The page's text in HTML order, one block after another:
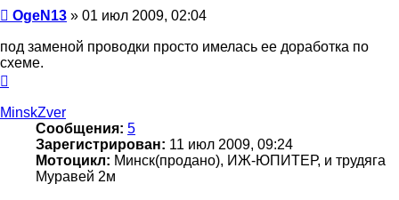
Сообщение
OgeN13 » 01 июл 2009, 02:04
под заменой проводки просто имелась ее доработка по
схеме.
началу
MinskZver
Сообщения: 5
Зарегистрирован: 11 июл 2009, 09:24
Мотоцикл: Минск(продано), ИЖ-ЮПИТЕР, и трудяга
Муравей 2м